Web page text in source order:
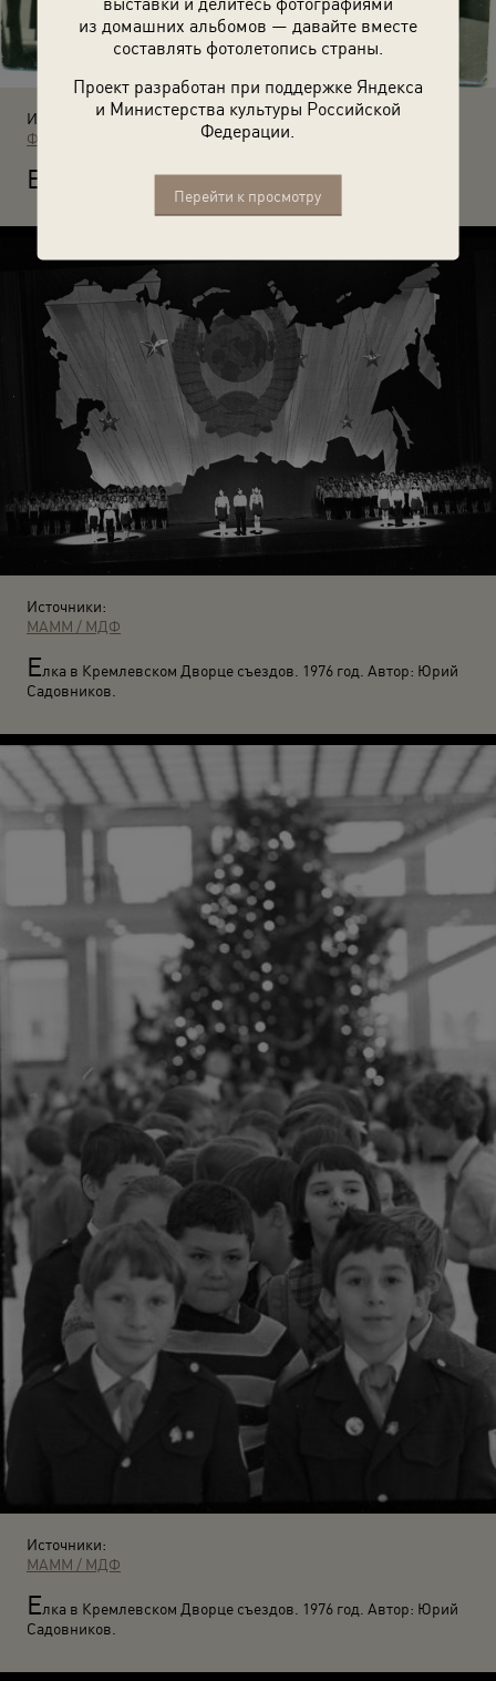
из домашних альбомов — давайте вместе
составлять фотолетопись страны.
Проект разработан при поддержке Яндекса
и Министерства культуры Российской
Федерации.
Перейти к просмотру
Источники:
Фотографии пользователей russiainphoto.ru
В
Источники:
МАММ / МДФ
Елка в Кремлевском Дворце съездов. 1976 год. Автор: Юрий
Садовников.
Источники:
МАММ / МДФ
Елка в Кремлевском Дворце съездов. 1976 год. Автор: Юрий
Садовников.